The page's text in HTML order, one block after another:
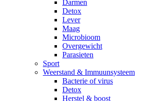
Darmen
Detox
Lever
Maag
Microbioom
Overgewicht
Parasieten
Sport
Weerstand & Immuunsysteem
Bacterie of virus
Detox
Herstel & boost